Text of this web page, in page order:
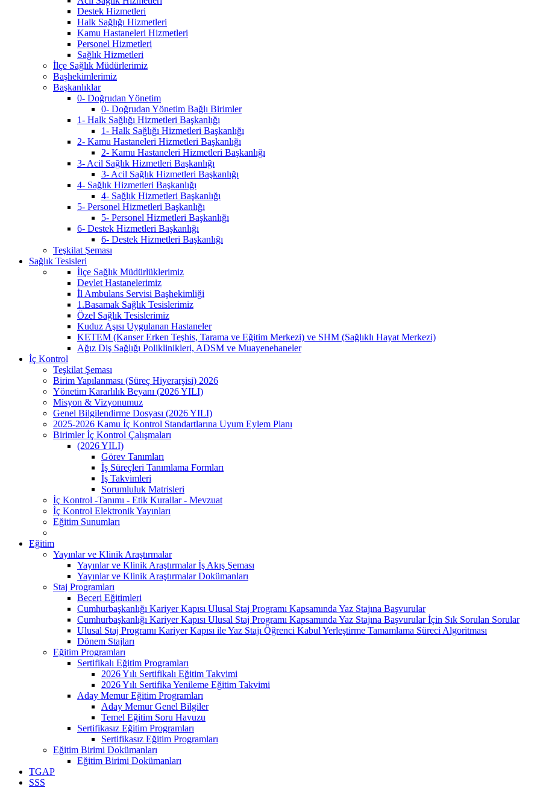
Destek Hizmetleri
Halk Sağlığı Hizmetleri
Kamu Hastaneleri Hizmetleri
Personel Hizmetleri
Sağlık Hizmetleri
İlçe Sağlık Müdürlerimiz
Başhekimlerimiz
Başkanlıklar
0- Doğrudan Yönetim
0- Doğrudan Yönetim Bağlı Birimler
1- Halk Sağlığı Hizmetleri Başkanlığı
1- Halk Sağlığı Hizmetleri Başkanlığı
2- Kamu Hastaneleri Hizmetleri Başkanlığı
2- Kamu Hastaneleri Hizmetleri Başkanlığı
3- Acil Sağlık Hizmetleri Başkanlığı
3- Acil Sağlık Hizmetleri Başkanlığı
4- Sağlık Hizmetleri Başkanlığı
4- Sağlık Hizmetleri Başkanlığı
5- Personel Hizmetleri Başkanlığı
5- Personel Hizmetleri Başkanlığı
6- Destek Hizmetleri Başkanlığı
6- Destek Hizmetleri Başkanlığı
Teşkilat Şeması
Sağlık Tesisleri
İlçe Sağlık Müdürlüklerimiz
Devlet Hastanelerimiz
İl Ambulans Servisi Başhekimliği
1.Basamak Sağlık Tesislerimiz
Özel Sağlık Tesislerimiz
Kuduz Aşısı Uygulanan Hastaneler
KETEM (Kanser Erken Teşhis, Tarama ve Eğitim Merkezi) ve SHM (Sağlıklı Hayat Merkezi)
Ağız Diş Sağlığı Poliklinikleri, ADSM ve Muayenehaneler
İç Kontrol
Teşkilat Şeması
Birim Yapılanması (Süreç Hiyerarşisi) 2026
Yönetim Kararlılık Beyanı (2026 YILI)
Misyon & Vizyonumuz
Genel Bilgilendirme Dosyası (2026 YILI)
2025-2026 Kamu İç Kontrol Standartlarına Uyum Eylem Planı
Birimler İç Kontrol Çalışmaları
(2026 YILI)
Görev Tanımları
İş Süreçleri Tanımlama Formları
İş Takvimleri
Sorumluluk Matrisleri
İç Kontrol -Tanımı - Etik Kurallar - Mevzuat
İç Kontrol Elektronik Yayınları
Eğitim Sunumları
Eğitim
Yayınlar ve Klinik Araştırmalar
Yayınlar ve Klinik Araştırmalar İş Akış Şeması
Yayınlar ve Klinik Araştırmalar Dokümanları
Staj Programları
Beceri Eğitimleri
Cumhurbaşkanlığı Kariyer Kapısı Ulusal Staj Programı Kapsamında Yaz Stajına Başvurular
Cumhurbaşkanlığı Kariyer Kapısı Ulusal Staj Programı Kapsamında Yaz Stajına Başvurular İçin Sık Sorulan Sorular
Ulusal Staj Programı Kariyer Kapısı ile Yaz Stajı Öğrenci Kabul Yerleştirme Tamamlama Süreci Algoritması
Dönem Stajları
Eğitim Programları
Sertifikalı Eğitim Programları
2026 Yılı Sertifikalı Eğitim Takvimi
2026 Yılı Sertifika Yenileme Eğitim Takvimi
Aday Memur Eğitim Programları
Aday Memur Genel Bilgiler
Temel Eğitim Soru Havuzu
Sertifikasız Eğitim Programları
Sertifikasız Eğitim Programları
Eğitim Birimi Dokümanları
Eğitim Birimi Dokümanları
TGAP
SSS